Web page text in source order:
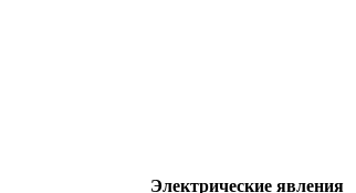
Электрические явления